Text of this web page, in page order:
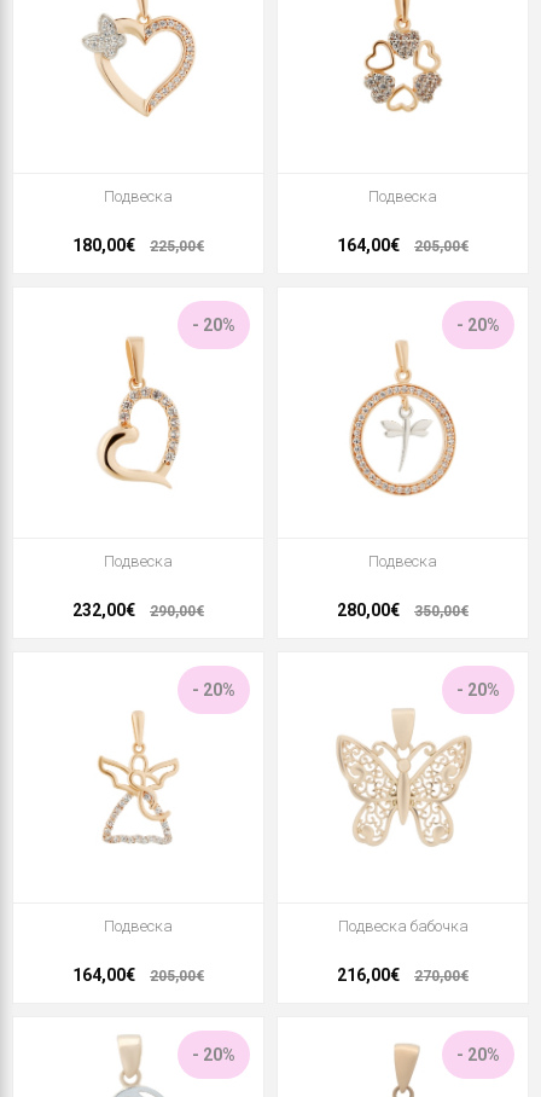
Подвеска
180,00€ 225,00€
Подвеска
164,00€ 205,00€
- 20%
Подвеска
232,00€ 290,00€
- 20%
Подвеска
280,00€ 350,00€
- 20%
Подвеска
164,00€ 205,00€
- 20%
Подвеска бабочка
216,00€ 270,00€
- 20% - 20%